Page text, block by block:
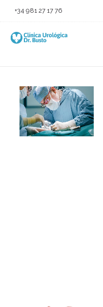
+34 981 27 17 76